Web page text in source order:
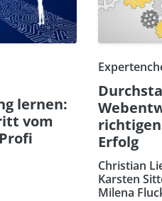
lernen:
vom
Erfolg
Christian
Karsten
Milena